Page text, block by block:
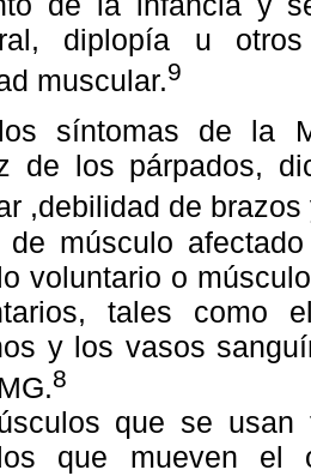
diplopía u
muscular.9
síntomas de la
de los párpados,
,debilidad de brazos
de músculo
voluntario o
tales como
y los vasos
8
que se
que mueven el